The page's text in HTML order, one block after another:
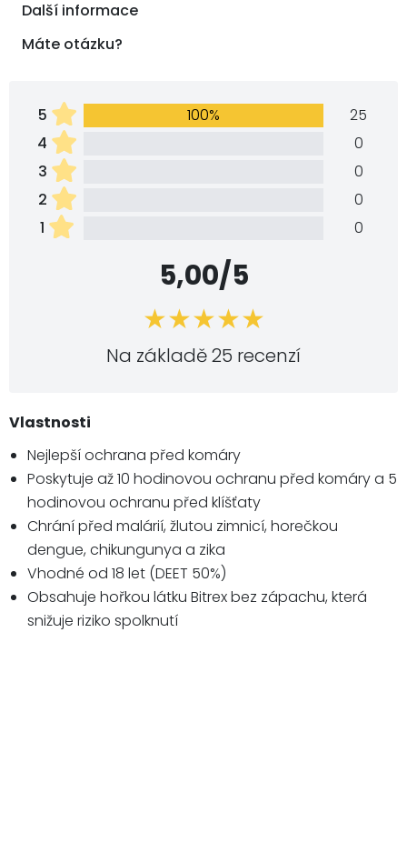
Další informace
Máte otázku?
5 100%
25
4
0
3
0
2
0
1
0
5,00/5
Na základě 25 recenzí
Vlastnosti
Nejlepší ochrana před komáry
Poskytuje až 10 hodinovou ochranu před komáry a 5
hodinovou ochranu před klíšťaty
Chrání před malárií, žlutou zimnicí, horečkou
dengue, chikungunya a zika
Vhodné od 18 let (DEET 50%)
Obsahuje hořkou látku Bitrex bez zápachu, která
snižuje riziko spolknutí